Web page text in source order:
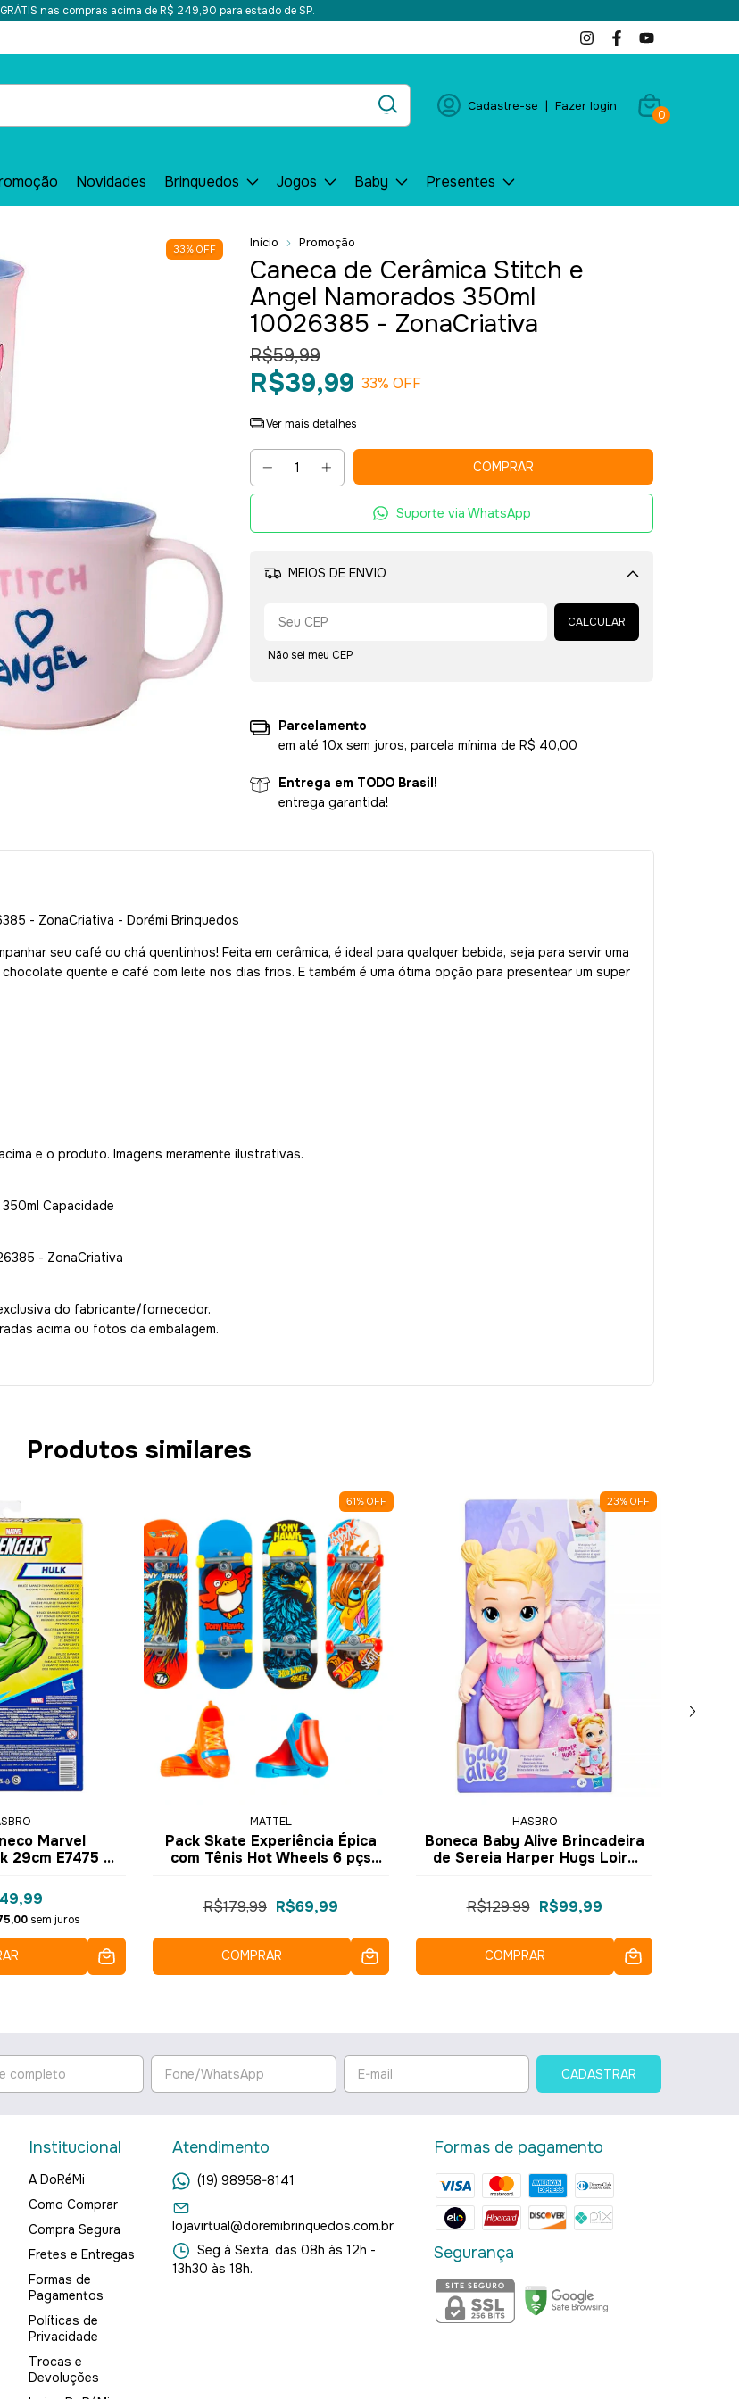
GRÁTIS nas compras acima de R$ 249,90 para estado de SP.
Cadastre-se | Fazer login
0
Novidades Brinquedos Jogos Baby Presentes
33% OFF Início Promoção
Caneca de Cerâmica Stitch e
Angel Namorados 350ml
10026385 - ZonaCriativa
R$59,99
R$39,99 33% OFF
Ver mais detalhes
Suporte via WhatsApp
MEIOS DE ENVIO
Alterar CEP
CALCULAR
Não sei meu CEP
Parcelamento
em até 10x sem juros, parcela mínima de R$ 40,00
Entrega em TODO Brasil!
entrega garantida!
- ZonaCriativa - Dorémi Brinquedos
seu café ou chá quentinhos! Feita em cerâmica, é ideal para qualquer bebida, seja para servir uma
quente e café com leite nos dias frios. E também é uma ótima opção para presentear um super
e o produto. Imagens meramente ilustrativas.
Capacidade
- ZonaCriativa
do fabricante/fornecedor.
acima ou fotos da embalagem.
Produtos similares
Marvel
29cm E7475 -
sem juros
61% OFF
MATTEL
Pack Skate Experiência Épica
com Tênis Hot Wheels 6 pçs
R$179,99 R$69,99
COMPRAR
23% OFF
HASBRO
Boneca Baby Alive Brincadeira
de Sereia Harper Hugs Loira
R$129,99 R$99,99
COMPRAR
Institucional
A DoRéMi
Como Comprar
Compra Segura
Fretes e Entregas
Formas de
Pagamentos
Políticas de
Privacidade
Trocas e
Devoluções
Atendimento
(19) 98958-8141
lojavirtual@doremibrinquedos.com.br
Seg à Sexta, das 08h às 12h -
13h30 às 18h.
Formas de pagamento
Segurança